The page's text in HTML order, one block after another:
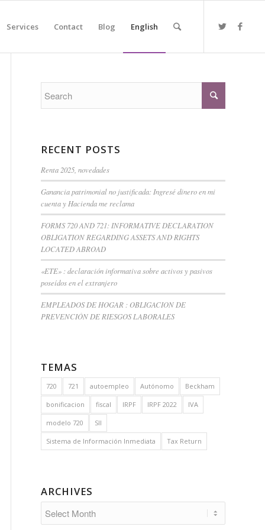
Services Contact Blog English
RECENT POSTS
Renta 2025, novedades
Ganancia patrimonial no justificada: Ingresé dinero en mi
cuenta y Hacienda me reclama
FORMS 720 AND 721: INFORMATIVE DECLARATION
OBLIGATION REGARDING ASSETS AND RIGHTS
LOCATED ABROAD
«ETE» : declaración informativa sobre activos y pasivos
poseídos en el extranjero
EMPLEADOS DE HOGAR : OBLIGACION DE
PREVENCIÓN DE RIESGOS LABORALES
TEMAS
720 721 autoempleo Autónomo Beckham
bonificacion fiscal IRPF IRPF 2022 IVA
modelo 720 SII
Sistema de Información Inmediata Tax Return
ARCHIVES